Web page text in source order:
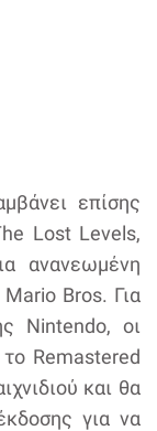
επίσης
Lost Levels,
ανανεωμένη
Bros. Για
Nintendo, οι
Remastered
και θα
για να